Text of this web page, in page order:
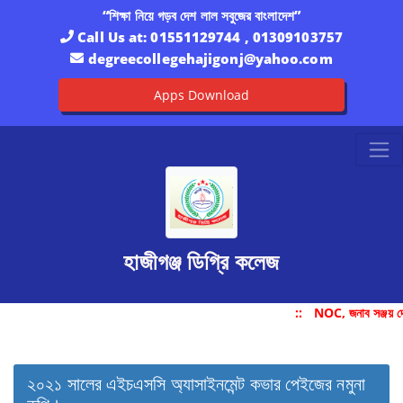
“শিক্ষা নিয়ে গড়ব দেশ লাল সবুজের বাংলাদেশ”
Call Us at:01551129744 , 01309103757
degreecollegehajigonj@yahoo.com
Apps Download
হাজীগঞ্জ ডিগ্রি কলেজ
:: NOC, জনাব সঞ্জয়
২০২১ সালের এইচএসসি অ্যাসাইনমেন্ট কভার পেইজের নমুনা